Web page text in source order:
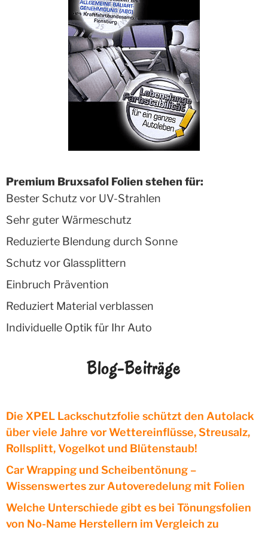
Premium Bruxsafol Folien stehen für:
Bester Schutz vor UV-Strahlen
Sehr guter Wärmeschutz
Reduzierte Blendung durch Sonne
Schutz vor Glassplittern
Einbruch Prävention
Reduziert Material verblassen
Individuelle Optik für Ihr Auto
Blog-Beiträge
Die XPEL Lackschutzfolie schützt den Autolack
über viele Jahre vor Wettereinflüsse, Streusalz,
Rollsplitt, Vogelkot und Blütenstaub!
Car Wrapping und Scheibentönung –
Wissenswertes zur Autoveredelung mit Folien
Welche Unterschiede gibt es bei Tönungsfolien
von No-Name Herstellern im Vergleich zu